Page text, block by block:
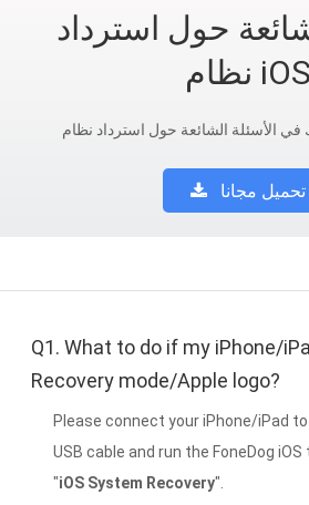
حول استرداد
نظام iOS
تحميل مجانا
Q1. What to do if my iPhone/
Recovery mode/Apple logo?
Please connect your iPhone/iPad
USB cable and run the FoneDog
"iOS System Recovery".